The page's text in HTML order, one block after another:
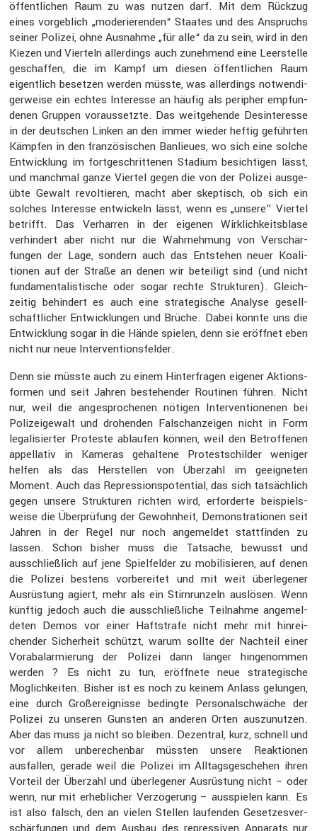
öffent­li­chen Raum zu was nutzen darf. Mit dem Rückzug
eines vorgeb­lich „moderie­renden“ Staates und des Anspruchs
seiner Polizei, ohne Ausnahme „für alle“ da zu sein, wird in den
Kiezen und Vierteln aller­dings auch zuneh­mend eine Leerstelle
geschaffen, die im Kampf um diesen öffent­li­chen Raum
eigent­lich besetzen werden müsste, was aller­dings notwen­di­
ger­weise ein echtes Inter­esse an häufig als peripher empfun­
denen Gruppen voraus­setzte. Das weitge­hende Desin­ter­esse
in der deutschen Linken an den immer wieder heftig geführten
Kämpfen in den franzö­si­schen Banlieues, wo sich eine solche
Entwick­lung im fortge­schrit­tenen Stadium besich­tigen lässt,
und manchmal ganze Viertel gegen die von der Polizei ausge­
übte Gewalt revol­tieren, macht aber skeptisch, ob sich ein
solches Inter­esse entwi­ckeln lässt, wenn es „unsere” Viertel
betrifft. Das Verharren in der eigenen Wirklich­keits­blase
verhin­dert aber nicht nur die Wahrneh­mung von Verschär­
fungen der Lage, sondern auch das Entstehen neuer Koali­
tionen auf der Straße an denen wir betei­ligt sind (und nicht
funda­men­ta­lis­ti­sche oder sogar rechte Struk­turen). Gleich­
zeitig behin­dert es auch eine strate­gi­sche Analyse gesell­
schaft­li­cher Entwick­lungen und Brüche. Dabei könnte uns die
Entwick­lung sogar in die Hände spielen, denn sie eröffnet eben
nicht nur neue Inter­ven­ti­ons­felder.
Denn sie müsste auch zu einem Hinter­fragen eigener Aktions­
formen und seit Jahren bestehender Routinen führen. Nicht
nur, weil die angespro­chenen nötigen Inter­ven­tio­nenen bei
Polizei­ge­walt und drohenden Falsch­an­zeigen nicht in Form
legali­sierter Proteste ablaufen können, weil den Betrof­fenen
appel­lativ in Kameras gehal­tene Protest­schilder weniger
helfen als das Herstellen von Überzahl im geeig­neten
Moment. Auch das Repres­si­ons­po­ten­tial, das sich tatsäch­lich
gegen unsere Struk­turen richten wird, erfor­derte beispiels­
weise die Überprü­fung der Gewohn­heit, Demons­tra­tionen seit
Jahren in der Regel nur noch angemeldet statt­finden zu
lassen. Schon bisher muss die Tatsache, bewusst und
ausschließ­lich auf jene Spiel­felder zu mobili­sieren, auf denen
die Polizei bestens vorbe­reitet und mit weit überle­gener
Ausrüs­tung agiert, mehr als ein Stirn­run­zeln auslösen. Wenn
künftig jedoch auch die ausschließ­liche Teilnahme angemel­
deten Demos vor einer Haftstrafe nicht mehr mit hinrei­
chender Sicher­heit schützt, warum sollte der Nachteil einer
Voraba­lar­mie­rung der Polizei dann länger hinge­nommen
werden ? Es nicht zu tun, eröff­nete neue strate­gi­sche
Möglich­keiten. Bisher ist es noch zu keinem Anlass gelungen,
eine durch Großereig­nisse bedingte Perso­nal­schwäche der
Polizei zu unseren Gunsten an anderen Orten auszu­nutzen.
Aber das muss ja nicht so bleiben. Dezen­tral, kurz, schnell und
vor allem unbere­chenbar müssten unsere Reaktionen
ausfallen, gerade weil die Polizei im Alltags­ge­schehen ihren
Vorteil der Überzahl und überle­gener Ausrüs­tung nicht – oder
wenn, nur mit erheb­li­cher Verzö­ge­rung – ausspielen kann. Es
ist also falsch, den an vielen Stellen laufenden Geset­zes­ver­